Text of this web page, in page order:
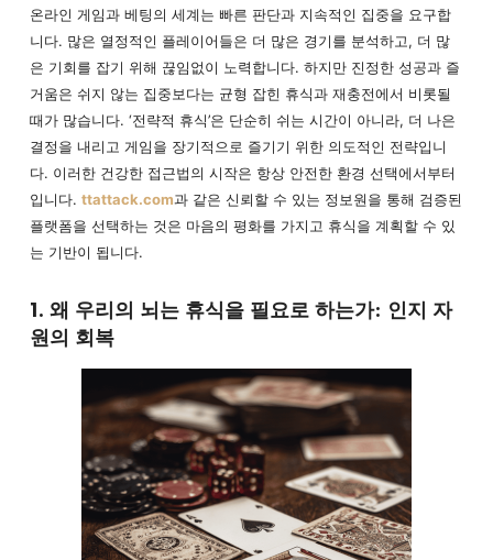
온라인 게임과 베팅의 세계는 빠른 판단과 지속적인 집중을 요구합
니다. 많은 열정적인 플레이어들은 더 많은 경기를 분석하고, 더 많
은 기회를 잡기 위해 끊임없이 노력합니다. 하지만 진정한 성공과 즐
거움은 쉬지 않는 집중보다는 균형 잡힌 휴식과 재충전에서 비롯될
때가 많습니다. ‘전략적 휴식’은 단순히 쉬는 시간이 아니라, 더 나은
결정을 내리고 게임을 장기적으로 즐기기 위한 의도적인 전략입니
다. 이러한 건강한 접근법의 시작은 항상 안전한 환경 선택에서부터
입니다. ttattack.com과 같은 신뢰할 수 있는 정보원을 통해 검증된
플랫폼을 선택하는 것은 마음의 평화를 가지고 휴식을 계획할 수 있
는 기반이 됩니다.
1. 왜 우리의 뇌는 휴식을 필요로 하는가: 인지 자
원의 회복